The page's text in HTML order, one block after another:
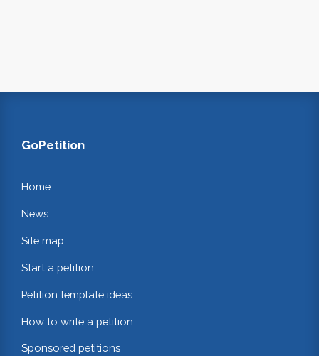
GoPetition
Home
News
Site map
Start a petition
Petition template ideas
How to write a petition
Sponsored petitions